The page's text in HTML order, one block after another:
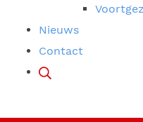
Nieuws
Contact